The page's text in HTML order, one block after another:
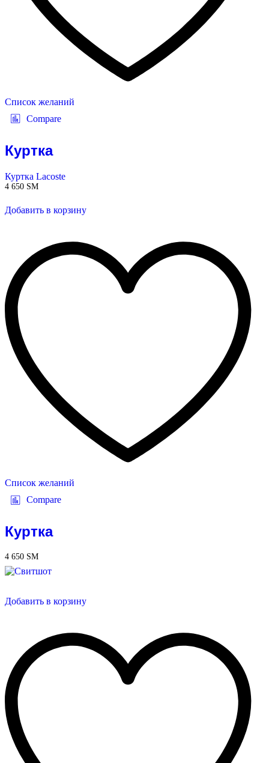
Список желаний
Compare
Куртка
Куртка Lacoste
4 650 ЅМ
Добавить в корзину
Список желаний
Compare
Куртка
4 650 ЅМ
Добавить в корзину